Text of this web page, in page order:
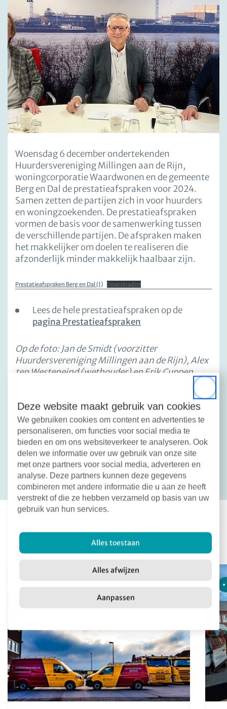
Close
Deze website maakt gebruik van cookies
We gebruiken cookies om content en advertenties te
personaliseren, om functies voor social media te
bieden en om ons websiteverkeer te analyseren. Ook
delen we informatie over uw gebruik van onze site
met onze partners voor social media, adverteren en
analyse. Deze partners kunnen deze gegevens
combineren met andere informatie die u aan ze heeft
verstrekt of die ze hebben verzameld op basis van uw
gebruik van hun services.
Alles toestaan
Alles afwijzen
Aanpassen
Woensdag 6 december ondertekenden
Huurdersvereniging Millingen aan de Rijn,
woningcorporatie Waardwonen en de gemeente
Berg en Dal de prestatieafspraken voor 2024.
Samen zetten de partijen zich in voor huurders
en woningzoekenden. De prestatieafspraken
vormen de basis voor de samenwerking tussen
de verschillende partijen. De afspraken maken
het makkelijker om doelen te realiseren die
afzonderlijk minder makkelijk haalbaar zijn.
Prestatieafspraken Berg en Dal (1) Downloaden
Lees de hele prestatieafspraken op de
pagina Prestatieafspraken
Op de foto: Jan de Smidt (voorzitter
Huurdersvereniging Millingen aan de Rijn),Alex
ten Westeneind (wethouder) en Erik Cuppen
Deel dit bericht:
Facebook
X LinkedInEmail
Terug naar overzicht
Meer nieuws
Nieuws